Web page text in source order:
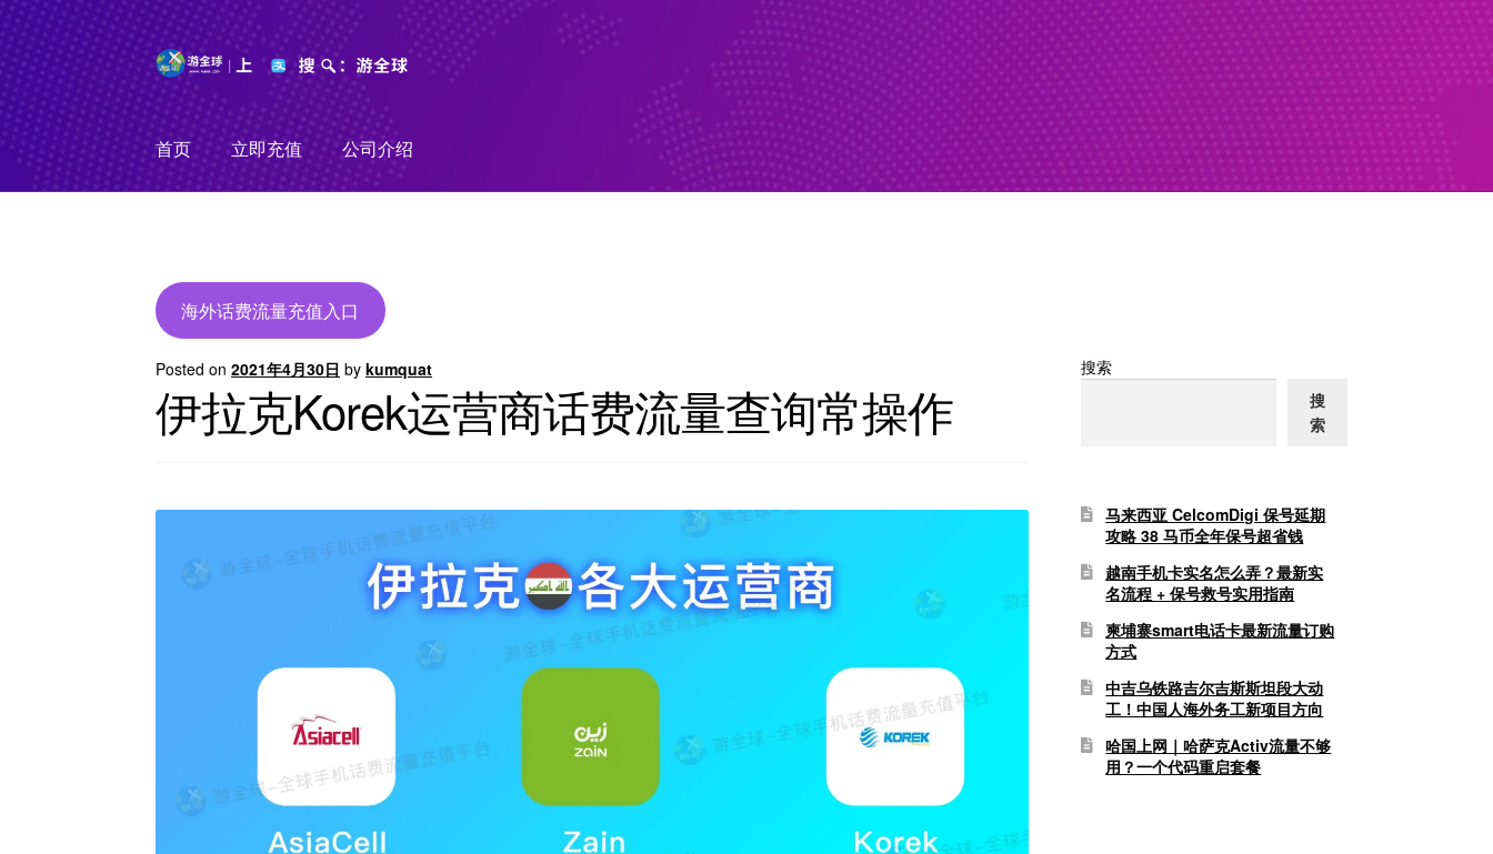
Skip
to
navigation
Skip
to
content
首页
立即充值 公司介绍
海外话费流量充值入口
Posted on2021年4月30日 bykumquat
伊拉克Korek运营商话费流量查询常操作
搜索
搜
索
马来西亚 CelcomDigi 保号延期
攻略 38 马币全年保号超省钱
越南手机卡实名怎么弄？最新实
名流程 + 保号救号实用指南
柬埔寨smart电话卡最新流量订购
方式
中吉乌铁路吉尔吉斯斯坦段大动
工！中国人海外务工新项目方向
哈国上网｜哈萨克Activ流量不够
用？一个代码重启套餐